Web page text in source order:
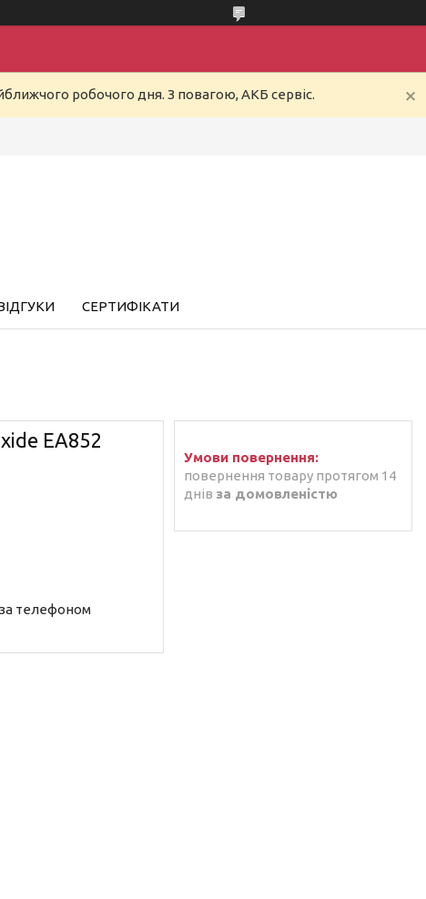
робочого дня. З повагою, АКБ сервіс.
СЕРТИФІКАТИ
EA852
телефоном
повернення товару протягом 14
днів за домовленістю